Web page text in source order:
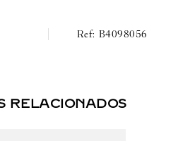
B4098056
RELACIONADOS